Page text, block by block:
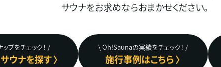
サウナをお求めならおまかせください。
プをチェック！ /
ウナを探す 〉
\ Oh!Saunaの実績をチェック！ /
施行事例はこちら 〉